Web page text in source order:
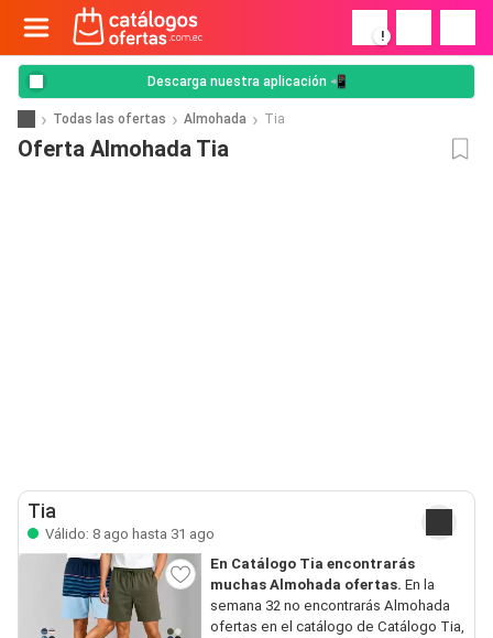
!
Descarga nuestra aplicación 📲
Todas las ofertas Almohada Tia
Oferta Almohada Tia
Tia
Válido: 8 ago hasta 31 ago
En Catálogo Tia encontrarás
muchas Almohada ofertas. En la
semana 32 no encontrarás Almohada
ofertas en el catálogo de Catálogo Tia,